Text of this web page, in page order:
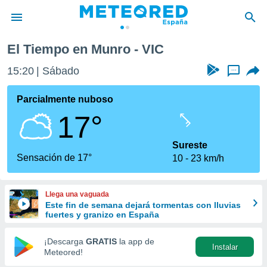
de
por
se
calidad.
a este
las
y
forma
digital
basada
El Tiempo en Munro - VIC
15:20 Sábado ...
Parcialmente nuboso
17°
Sensación de 17°
Sureste
10
23 km/h
Llega una vaguada
Este fin de semana dejará tormentas con lluvias
fuertes y granizo en España
¡Descarga GRATIS la app de
Meteored!
Instalar